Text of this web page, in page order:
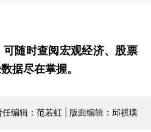
可随时查阅宏观经济、股票
据尽在掌握。
任编辑：范若虹 | 版面编辑：邱祺璞